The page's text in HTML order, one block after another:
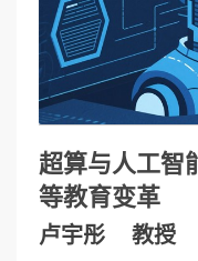
术与基础科学
示。
优化设计等任
案例，特别是
用于生物分子
平台发展；对
和动力学计算
架下，原生于
分子模拟工具
实现的基于物理
超算与人工智
等教育变革
卢宇彤 教授